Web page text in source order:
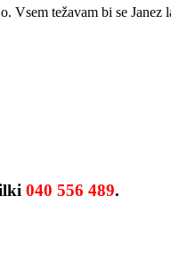
Vsem težavam bi se
040 556 489.